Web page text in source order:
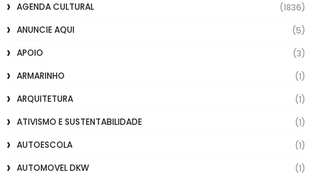
AGENDA CULTURAL
(1836)
ANUNCIE AQUI
(5)
APOIO
(3)
ARMARINHO
(1)
ARQUITETURA
(1)
ATIVISMO E SUSTENTABILIDADE
(1)
AUTOESCOLA
(1)
AUTOMOVEL DKW
(1)